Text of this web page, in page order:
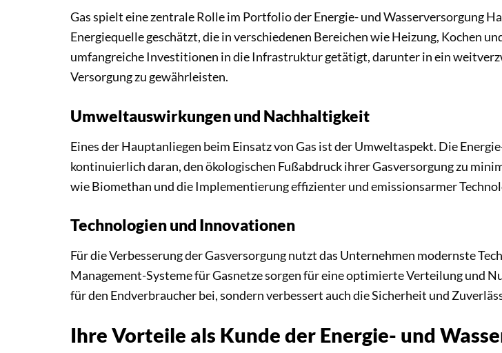
Gas spielt eine zentrale Rolle im Portfolio der Energie- und Wasserversorgung
Energiequelle geschätzt, die in verschiedenen Bereichen wie Heizung, Kochen
umfangreiche Investitionen in die Infrastruktur getätigt, darunter in ein
Versorgung zu gewährleisten.
Umweltauswirkungen und Nachhaltigkeit
Eines der Hauptanliegen beim Einsatz von Gas ist der Umweltaspekt. Die
kontinuierlich daran, den ökologischen Fußabdruck ihrer Gasversorgung zu
wie Biomethan und die Implementierung effizienter und emissionsarmer
Technologien und Innovationen
Für die Verbesserung der Gasversorgung nutzt das Unternehmen modernste
Management-Systeme für Gasnetze sorgen für eine optimierte Verteilung und
für den Endverbraucher bei, sondern verbessert auch die Sicherheit und
Ihre Vorteile als Kunde der Energie- und